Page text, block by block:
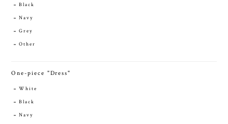
Black
Navy
Grey
Other
One-piece "Dress"
White
Black
Navy